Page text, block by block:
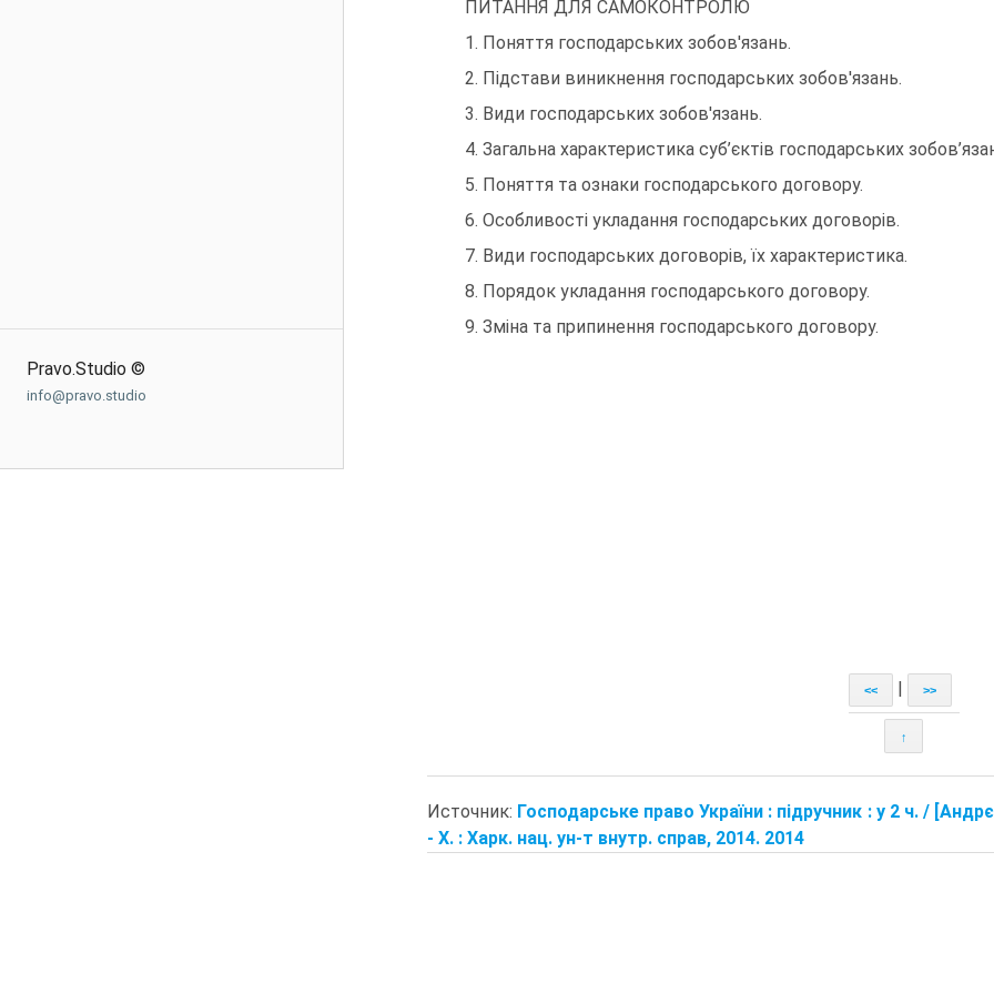
Pravo.Studio ©
info@pravo.studio
ПИТАННЯ ДЛЯ САМОКОНТРОЛЮ
1. Поняття господарських зобов'язань.
2. Підстави виникнення господарських зобов'язань.
3. Види господарських зобов'язань.
4. Загальна характеристика суб’єктів господарських
5. Поняття та ознаки господарського договору.
6. Особливості укладання господарських договорів.
7. Види господарських договорів, їх характеристика.
8. Порядок укладання господарського договору.
9. Зміна та припинення господарського договору.
<< >>
↑
Источник: Господарське право України : підручник : у 2 ч. /
- Х. : Харк. нац. ун-т внутр. справ, 2014. 2014